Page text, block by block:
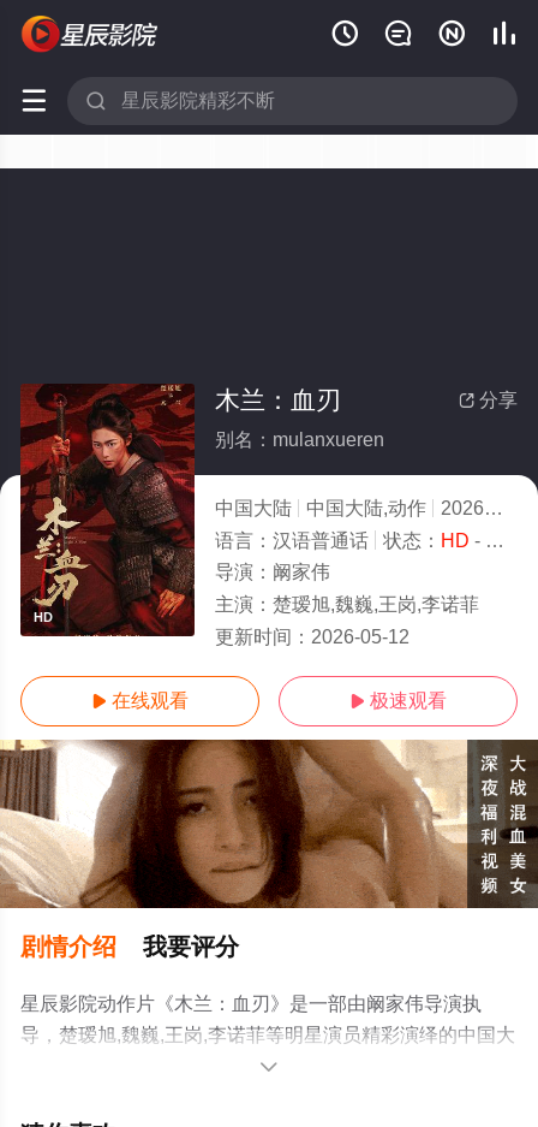
   
 
HD
 分享
木兰：血刃
别名：mulanxueren
中国大陆 中国大陆,动作 2026
8.0
语言： 汉语普通话 状态： HD - 可以高清免费在线观看
导演： 阚家伟
主演： 楚瑷旭,魏巍,王岗,李诺菲
更新时间： 2026-05-12
 在线观看  极速观看
剧情介绍 我要评分
星辰影院动作片《木兰：血刃》是一部由阚家伟导演执
导，楚瑷旭,魏巍,王岗,李诺菲等明星演员精彩演绎的中国大
陆电影，更多高清无删减完整版电影尽在星辰电影网。
